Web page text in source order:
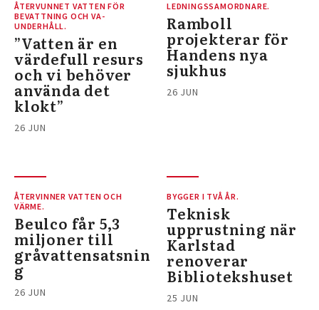
ÅTERVUNNET VATTEN FÖR
BEVATTNING OCH VA-
UNDERHÅLL.
”Vatten är en
värdefull resurs
och vi behöver
använda det
klokt”
26 JUN
LEDNINGSSAMORDNARE.
Ramboll
projekterar för
Handens nya
sjukhus
26 JUN
ÅTERVINNER VATTEN OCH
VÄRME.
Beulco får 5,3
miljoner till
gråvattensatsnin
g
26 JUN
BYGGER I TVÅ ÅR.
Teknisk
upprustning när
Karlstad
renoverar
Bibliotekshuset
25 JUN